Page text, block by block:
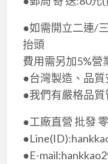
●如需開立二連/
抬頭
費用需另加5%營
●台灣製造、品質
●我們有嚴格品質
●工廠直營 批發
●E-